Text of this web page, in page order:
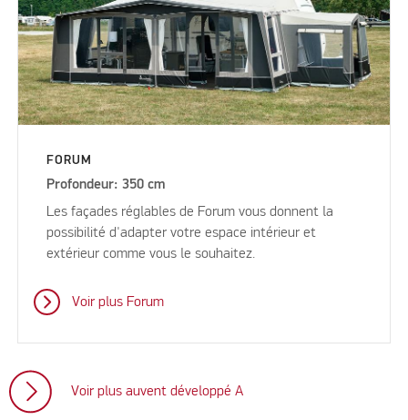
FORUM
Profondeur: 350 cm
Les façades réglables de Forum vous donnent la
possibilité d'adapter votre espace intérieur et
extérieur comme vous le souhaitez.
Voir plus Forum
Voir plus auvent développé A